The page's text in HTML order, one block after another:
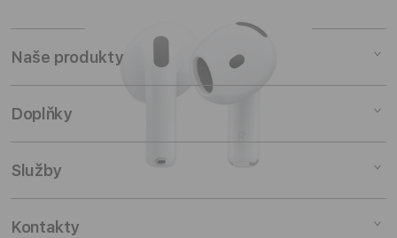
Naše produkty
iPhone
AirPods
Doplňky
Doplňky pro Mac
Doplňky pro iPhone
Služby
Pronájem
Kontakty